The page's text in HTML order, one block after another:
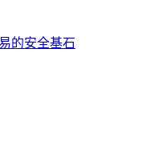
的安全基石